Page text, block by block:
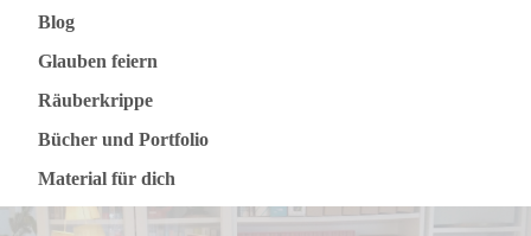
Blog
Glauben feiern
Räuberkrippe
Bücher und Portfolio
Material für dich